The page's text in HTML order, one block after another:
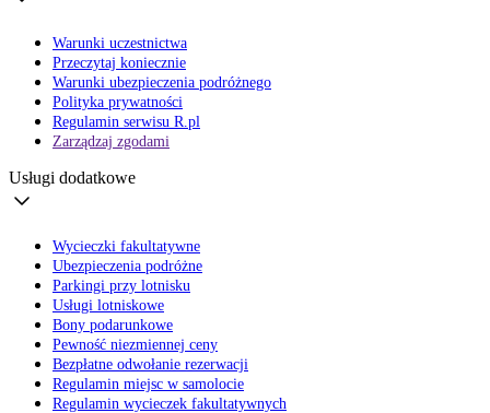
Warunki uczestnictwa
Przeczytaj koniecznie
Warunki ubezpieczenia podróżnego
Polityka prywatności
Regulamin serwisu R.pl
Zarządzaj zgodami
Usługi dodatkowe
Wycieczki fakultatywne
Ubezpieczenia podróżne
Parkingi przy lotnisku
Usługi lotniskowe
Bony podarunkowe
Pewność niezmiennej ceny
Bezpłatne odwołanie rezerwacji
Regulamin miejsc w samolocie
Regulamin wycieczek fakultatywnych